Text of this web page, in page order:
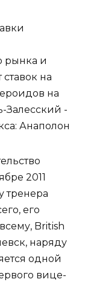
рынка и
на
на
Залесский -
Анаполон
2011
тренера
его
British
наряду
одной
вице-